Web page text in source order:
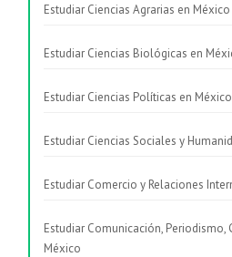
Estudiar Ciencias Agrarias en México
Estudiar Ciencias Biológicas en
Estudiar Ciencias Políticas en México
Estudiar Ciencias Sociales y
Estudiar Comercio y Relaciones
Estudiar Comunicación, Periodismo,
México